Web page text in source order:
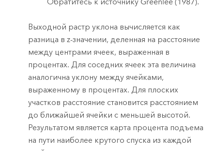
Выходной растр уклона вычисляется как
разница в z-значении, деленная на расстояние
между центрами ячеек, выраженная в
процентах. Для соседних ячеек эта величина
аналогична уклону между ячейками,
выраженному в процентах. Для плоских
участков расстояние становится расстоянием
до ближайшей ячейки с меньшей высотой.
Результатом является карта процента подъема
на пути наиболее крутого спуска из каждой